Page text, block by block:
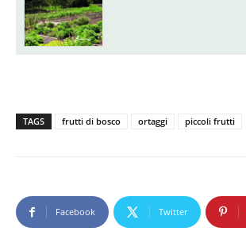
TAGS frutti di bosco ortaggi piccoli frutti
Facebook Twitter